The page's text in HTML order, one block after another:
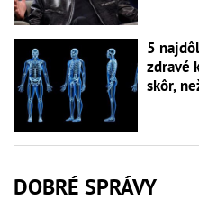
5
zdravé
skôr,
DOBRÉ SPRÁVY